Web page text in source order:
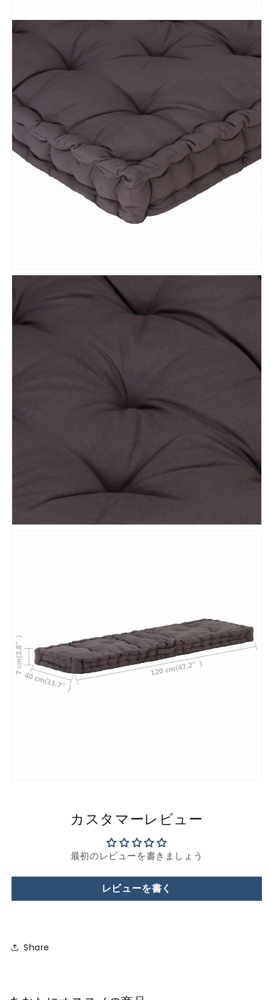
カスタマーレビュー
最初のレビューを書きましょう
レビューを書く
Share